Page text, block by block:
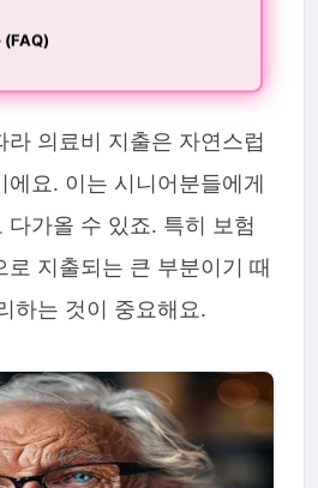
(FAQ)
라 의료비 지출은 자연스럽
에요. 이는 시니어분들에게
다가올 수 있죠. 특히 보험
로 지출되는 큰 부분이기 때
하는 것이 중요해요.